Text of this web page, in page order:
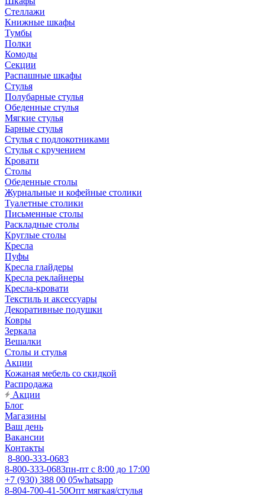
Стеллажи
Книжные шкафы
Тумбы
Полки
Комоды
Секции
Распашные шкафы
Стулья
Полубарные стулья
Обеденные стулья
Мягкие стулья
Барные стулья
Стулья с подлокотниками
Стулья с кручением
Кровати
Столы
Обеденные столы
Журнальные и кофейные столики
Туалетные столики
Письменные столы
Раскладные столы
Круглые столы
Кресла
Пуфы
Кресла глайдеры
Кресла реклайнеры
Кресла-кровати
Текстиль и аксессуары
Декоративные подушки
Ковры
Зеркала
Вешалки
Столы и стулья
Акции
Кожаная мебель со скидкой
Распродажа
Акции
Блог
Магазины
Ваш день
Вакансии
Контакты
8-800-333-0683
8-800-333-0683пн-пт с 8:00 до 17:00
+7 (930) 388 00 05whatsapp
8-804-700-41-50Опт мягкая/стулья